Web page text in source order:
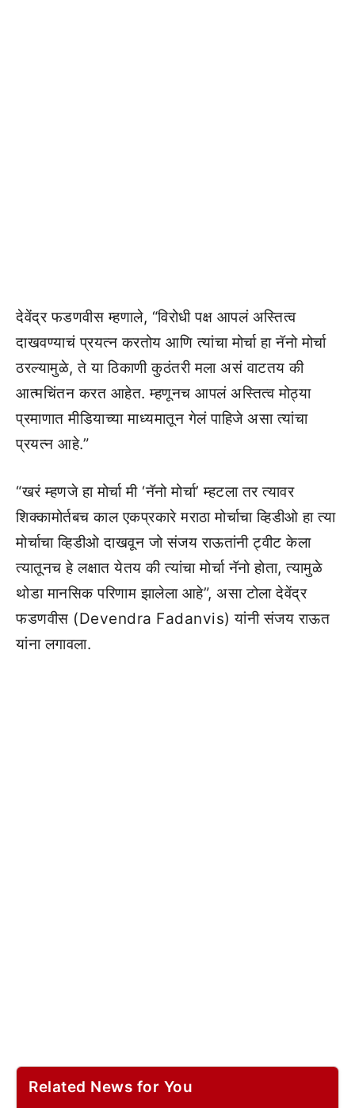
देवेंद्र फडणवीस म्हणाले, “विरोधी पक्ष आपलं अस्तित्व
दाखवण्याचं प्रयत्न करतोय आणि त्यांचा मोर्चा हा नॅनो मोर्चा
ठरल्यामुळे, ते या ठिकाणी कुठंतरी मला असं वाटतय की
आत्मचिंतन करत आहेत. म्हणूनच आपलं अस्तित्व मोठ्या
प्रमाणात मीडियाच्या माध्यमातून गेलं पाहिजे असा त्यांचा
प्रयत्न आहे.”
“खरं म्हणजे हा मोर्चा मी ‘नॅनो मोर्चा’ म्हटला तर त्यावर
शिक्कामोर्तबच काल एकप्रकारे मराठा मोर्चाचा व्हिडीओ हा त्या
मोर्चाचा व्हिडीओ दाखवून जो संजय राऊतांनी ट्वीट केला
त्यातूनच हे लक्षात येतय की त्यांचा मोर्चा नॅनो होता, त्यामुळे
थोडा मानसिक परिणाम झालेला आहे”, असा टोला देवेंद्र
फडणवीस (Devendra Fadanvis) यांनी संजय राऊत
यांना लगावला.
Related News for You